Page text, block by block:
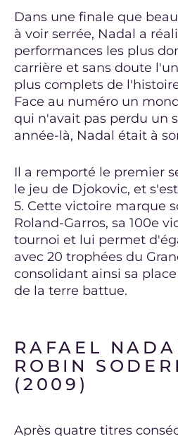
Dans une finale que
à voir serrée, Nadal a
performances les plus
carrière et sans doute
plus complets de
Face au numéro un
qui n'avait pas perdu un
année-là, Nadal était à
Il a remporté le premier
le jeu de Djokovic, et
5. Cette victoire marque
Roland-Garros, sa 100e
tournoi et lui permet
avec 20 trophées du
consolidant ainsi sa
de la terre battue.
RAFAEL
ROBIN
(2009)
Après quatre titres